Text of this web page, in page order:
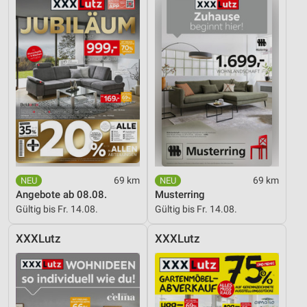
69 km
Angebote ab 08.08.
Gültig bis Fr. 14.08.
69 km
Musterring
Gültig bis Fr. 14.08.
XXXLutz XXXLutz